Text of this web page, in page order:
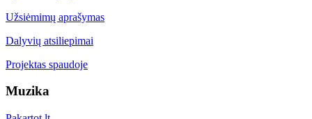
Užsiėmimų aprašymas
Dalyvių atsiliepimai
Projektas spaudoje
Muzika